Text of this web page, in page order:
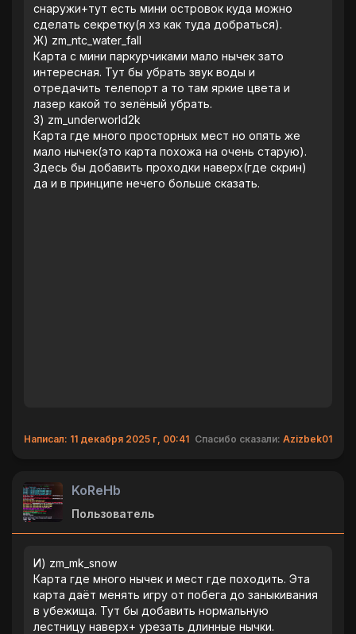
снаружи+тут есть мини островок куда можно
сделать секретку(я хз как туда добраться).
‎Ж) zm_ntc_water_fall
‎Карта с мини паркурчиками мало нычек зато
интересная. Тут бы убрать звук воды и
отредачить телепорт а то там яркие цвета и
лазер какой то зелëный убрать.
‎З) zm_underworld2k
‎Карта где много просторных мест но опять же
мало нычек(это карта похожа на очень старую).
Здесь бы добавить проходки наверх(где скрин)
да и в принципе нечего больше сказать.
Написал: 11 декабря 2025 г, 00:41 Спасибо сказали: Azizbek01
KoReHb
Пользователь
И) zm_mk_snow
‎Карта где много нычек и мест где походить. Эта
карта даëт менять игру от побега до заныкивания
в убежища. Тут бы добавить нормальную
лестницу наверх+ урезать длинные нычки.